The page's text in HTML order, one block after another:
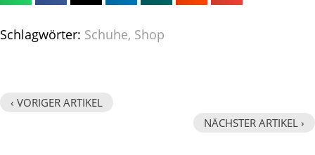
Schlagwörter: Schuhe, Shop
‹ VORIGER ARTIKEL
NÄCHSTER ARTIKEL ›